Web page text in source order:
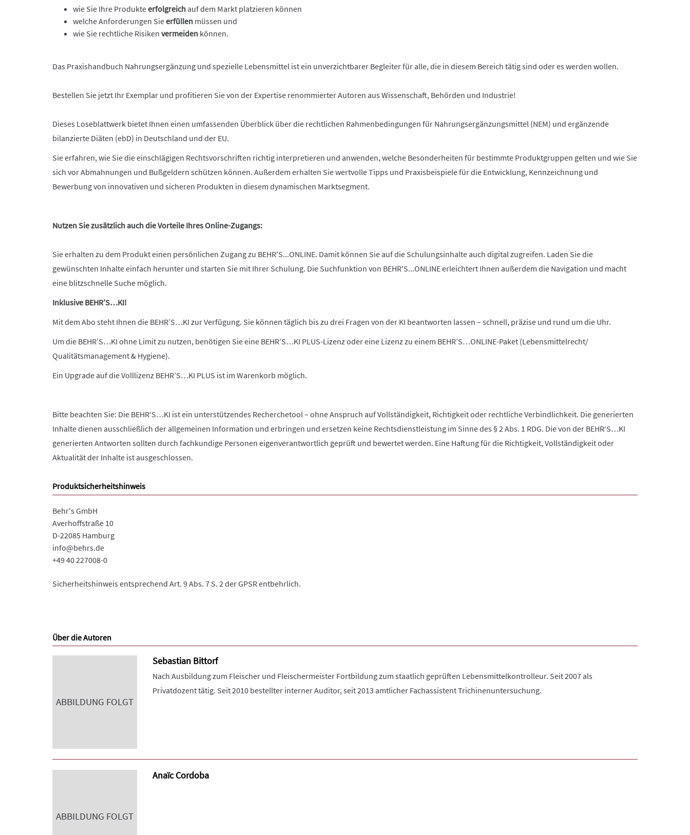
wie Sie Ihre Produkteerfolgreich auf dem Markt platzieren können
welche Anforderungen Sieerfüllen müssen und
wie Sie rechtliche Risiken vermeiden können.
Das Praxishandbuch Nahrungsergänzung und spezielle Lebensmittel ist ein unverzichtbarer Begleiter für alle, die in diesem Bereich tätig sind oder es werden wollen.
Bestellen Sie jetzt Ihr Exemplar und profitieren Sie von der Expertise renommierter Autoren aus Wissenschaft, Behörden und Industrie!
Dieses Loseblattwerk bietet Ihnen einen umfassenden Überblick über die rechtlichen Rahmenbedingungen für Nahrungsergänzungsmittel (NEM) und ergänzende
bilanzierte Diäten (ebD) in Deutschland und der EU.
Sie erfahren, wie Sie die einschlägigen Rechtsvorschriften richtig interpretieren und anwenden, welche Besonderheiten für bestimmte Produktgruppen gelten und wie Sie
sich vor Abmahnungen und Bußgeldern schützen können. Außerdem erhalten Sie wertvolle Tipps und Praxisbeispiele für die Entwicklung, Kennzeichnung und
Bewerbung von innovativen und sicheren Produkten in diesem dynamischen Marktsegment.
Nutzen Sie zusätzlich auch die Vorteile Ihres Online-Zugangs:
Sie erhalten zu dem Produkt einen persönlichen Zugang zu BEHR'S...ONLINE. Damit können Sie auf die Schulungsinhalte auch digital zugreifen. Laden Sie die
gewünschten Inhalte einfach herunter und starten Sie mit Ihrer Schulung. Die Suchfunktion von BEHR'S...ONLINE erleichtert Ihnen außerdem die Navigation und macht
eine blitzschnelle Suche möglich.
Inklusive BEHR’S…KI!
Mit dem Abo steht Ihnen die BEHR’S…KI zur Verfügung. Sie können täglich bis zu drei Fragen von der KI beantworten lassen – schnell, präzise und rund um die Uhr.
Um die BEHR’S…KI ohne Limit zu nutzen, benötigen Sie eine BEHR’S…KI PLUS-Lizenz oder eine Lizenz zu einem BEHR’S…ONLINE-Paket (Lebensmittelrecht/
Qualitätsmanagement & Hygiene).
Ein Upgrade auf die Volllizenz BEHR’S…KI PLUS ist im Warenkorb möglich.
Bitte beachten Sie: Die BEHR‘S…KI ist ein unterstützendes Recherchetool – ohne Anspruch auf Vollständigkeit, Richtigkeit oder rechtliche Verbindlichkeit. Die generierten
Inhalte dienen ausschließlich der allgemeinen Information und erbringen und ersetzen keine Rechtsdienstleistung im Sinne des § 2 Abs. 1 RDG. Die von der BEHR‘S…KI
generierten Antworten sollten durch fachkundige Personen eigenverantwortlich geprüft und bewertet werden. Eine Haftung für die Richtigkeit, Vollständigkeit oder
Aktualität der Inhalte ist ausgeschlossen.
Produktsicherheitshinweis
Behr's GmbH
Averhoffstraße 10
D-22085 Hamburg
info@behrs.de
+49 40 227008-0
Sicherheitshinweis entsprechend Art. 9 Abs. 7 S. 2 der GPSR entbehrlich.
Über die Autoren
ABBILDUNG FOLGT
Sebastian Bittorf
Nach Ausbildung zum Fleischer und Fleischermeister Fortbildung zum staatlich geprüften Lebensmittelkontrolleur. Seit 2007 als
Privatdozent tätig. Seit 2010 bestellter interner Auditor, seit 2013 amtlicher Fachassistent Trichinenuntersuchung.
ABBILDUNG FOLGT
Anaïc Cordoba